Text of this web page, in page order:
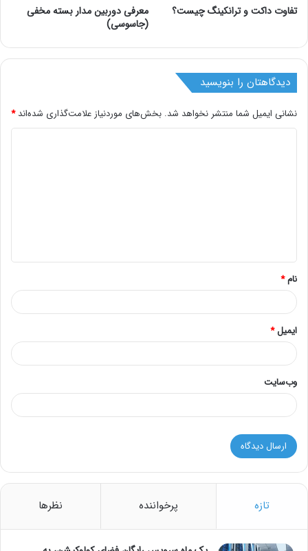
تفاوت داکت و ترانکینگ چیست؟
معرفی دوربین مدار بسته مخفی
(جاسوسی)
دیدگاهتان را بنویسید
نشانی ایمیل شما منتشر نخواهد شد. بخش‌های موردنیاز علامت‌گذاری شده‌اند*
*
نام*
ایمیل*
وب‌سایت
تازه پرخواننده نظرها